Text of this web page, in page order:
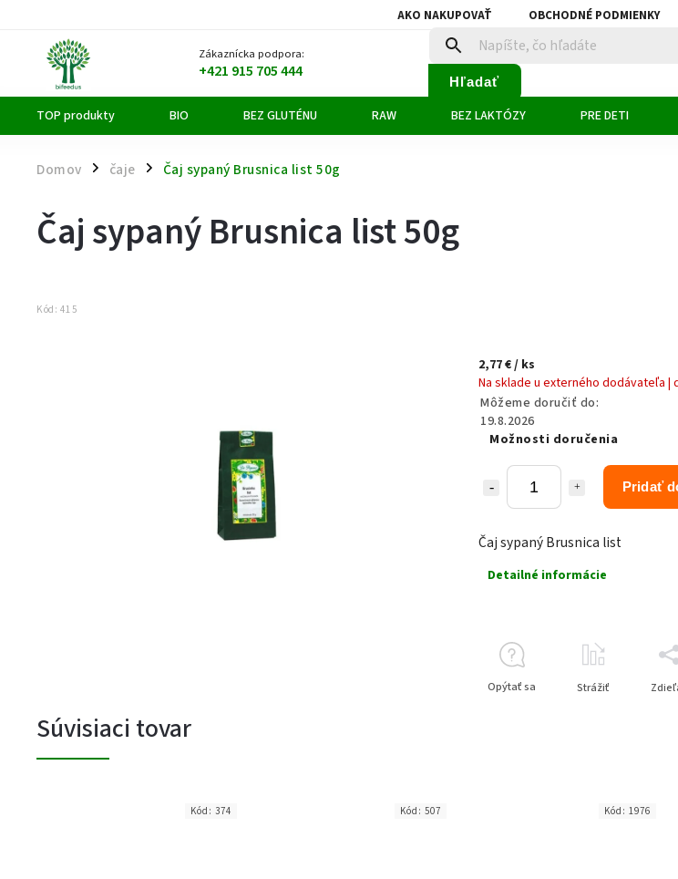
AKO NAKUPOVAŤ OBCHODNÉ PODMIENKY
Zákaznícka podpora:
+421 915 705 444 Hľadať
TOP produkty BIO BEZ GLUTÉNU RAW BEZ LAKTÓZY PRE DETI
Domov / čaje / Čaj sypaný Brusnica list 50g
Čaj sypaný Brusnica list 50g
Kód: 415
2,77 €/ ks
Na sklade u externého dodávateľa |
Môžeme doručiť do:
19.8.2026
Možnosti doručenia
Pridať
Čaj sypaný Brusnica list
Detailné informácie
Opýtať sa Strážiť
Súvisiaci tovar
Kód: 374 Kód: 507 Kód: 1976